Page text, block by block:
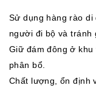
Sử dụng hàng rào
người đi bộ và tránh
Giữ đám đông ở
phân bổ.
Chất lượng, ổn định